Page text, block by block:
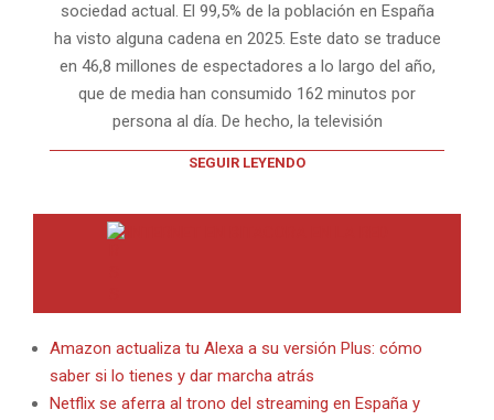
sociedad actual. El 99,5% de la población en España
ha visto alguna cadena en 2025. Este dato se traduce
en 46,8 millones de espectadores a lo largo del año,
que de media han consumido 162 minutos por
persona al día. De hecho, la televisión
SEGUIR LEYENDO
Amazon actualiza tu Alexa a su versión Plus: cómo
saber si lo tienes y dar marcha atrás
Netflix se aferra al trono del streaming en España y